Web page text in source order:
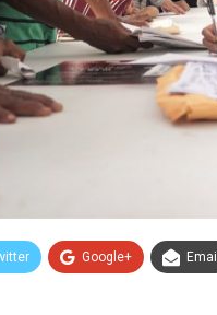
Google+ Email